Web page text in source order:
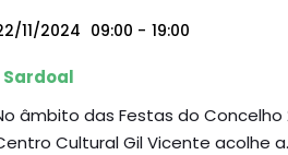
11/2024 09:00 - 19:00
Sardoal
âmbito das Festas do Concelho
Cultural Gil Vicente acolhe a